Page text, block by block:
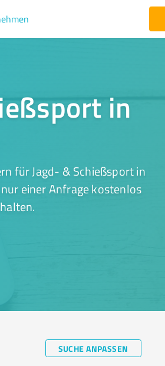
in
für Jagd- & Schießsport in
einer Anfrage kostenlos
SUCHE ANPASSEN